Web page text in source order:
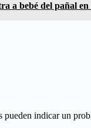
a bebé del pañal en
pueden indicar un